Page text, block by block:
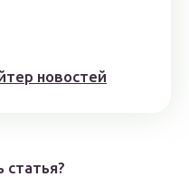
новостей
статья?